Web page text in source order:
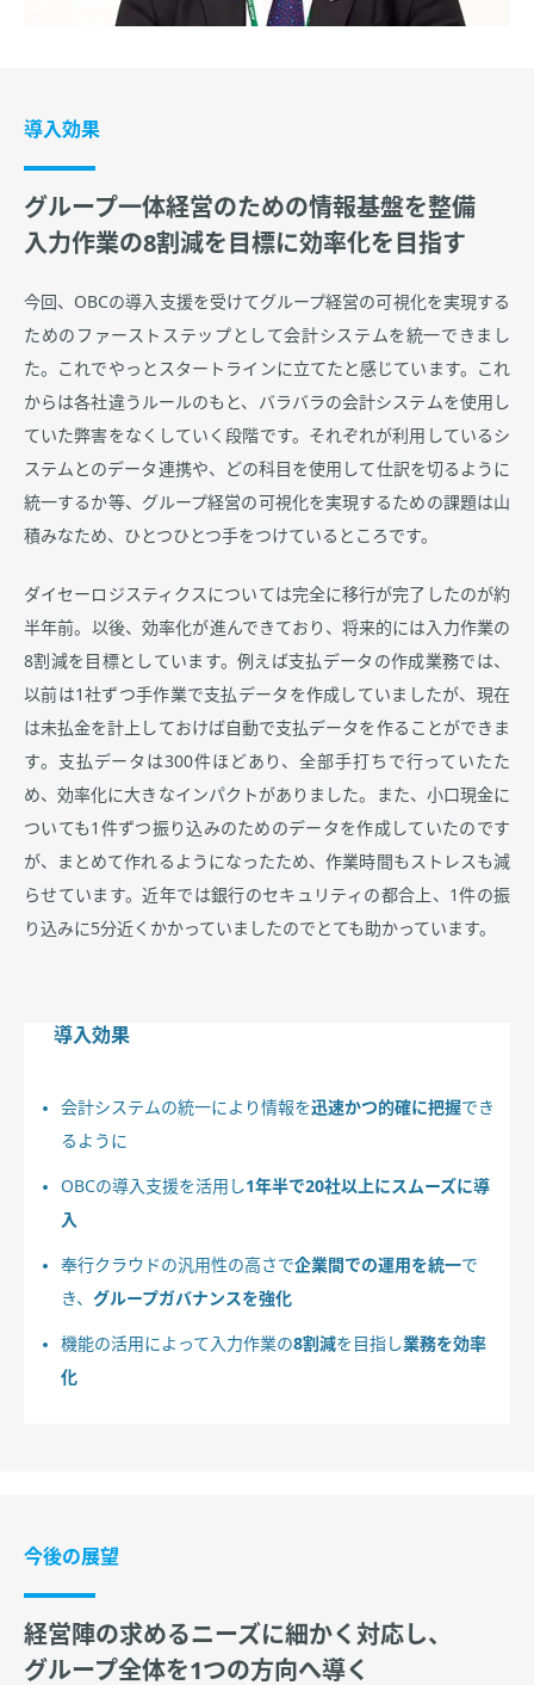
導入効果
グループ一体経営のための情報基盤を整備
入力作業の8割減を目標に効率化を目指す
今回、OBCの導入支援を受けてグループ経営の可視化を実現する
ためのファーストステップとして会計システムを統一できまし
た。これでやっとスタートラインに立てたと感じています。これ
からは各社違うルールのもと、バラバラの会計システムを使用し
ていた弊害をなくしていく段階です。それぞれが利用しているシ
ステムとのデータ連携や、どの科目を使用して仕訳を切るように
統一するか等、グループ経営の可視化を実現するための課題は山
積みなため、ひとつひとつ手をつけているところです。
ダイセーロジスティクスについては完全に移行が完了したのが約
半年前。以後、効率化が進んできており、将来的には入力作業の
8割減を目標としています。例えば支払データの作成業務では、
以前は1社ずつ手作業で支払データを作成していましたが、現在
は未払金を計上しておけば自動で支払データを作ることができま
す。支払データは300件ほどあり、全部手打ちで行っていたた
め、効率化に大きなインパクトがありました。また、小口現金に
ついても1件ずつ振り込みのためのデータを作成していたのです
が、まとめて作れるようになったため、作業時間もストレスも減
らせています。近年では銀行のセキュリティの都合上、1件の振
り込みに5分近くかかっていましたのでとても助かっています。
導入効果
会計システムの統一により情報を迅速かつ的確に把握でき
るように
OBCの導入支援を活用し1年半で20社以上にスムーズに導
入
奉行クラウドの汎用性の高さで企業間での運用を統一で
き、 グループガバナンスを強化
機能の活用によって入力作業の8割減を目指し業務を効率
化
今後の展望
経営陣の求めるニーズに細かく対応し、
グループ全体を1つの方向へ導く